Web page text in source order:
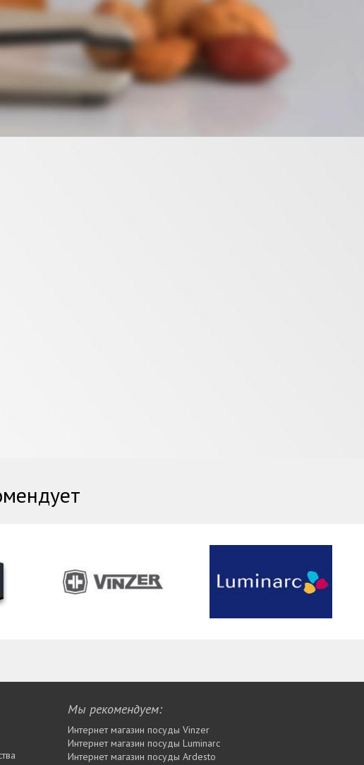
Кастрюля Berghoff Cast
New 20 см. объем 3 л.
1295 грн
Кастрюля Berghoff Cast
New 16 см., 1,5 л.
955 грн
Мы рекомендуем:
Интернет магазин посуды Vinzer
Интернет магазин посуды Luminarc
Интернет магазин посуды Ardesto